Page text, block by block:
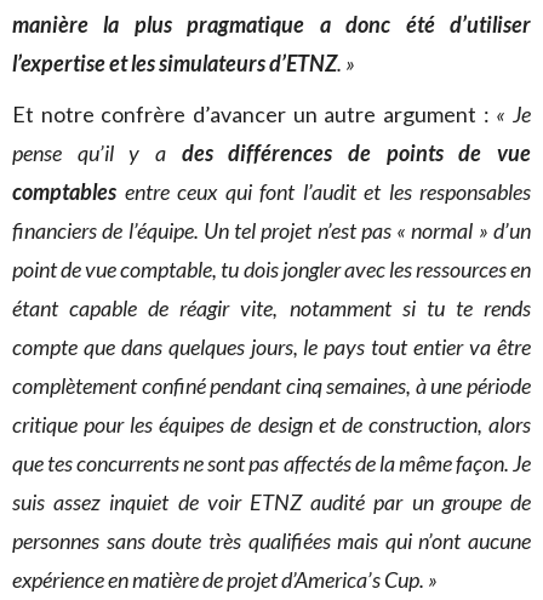
manière la plus pragmatique a donc été d’utiliser
l’expertise et les simulateurs d’ETNZ. »
Et notre confrère d’avancer un autre argument : « Je
pense qu’il y a des différences de points de vue
comptables entre ceux qui font l’audit et les responsables
financiers de l’équipe. Un tel projet n’est pas « normal » d’un
point de vue comptable, tu dois jongler avec les ressources en
étant capable de réagir vite, notamment si tu te rends
compte que dans quelques jours, le pays tout entier va être
complètement confiné pendant cinq semaines, à une période
critique pour les équipes de design et de construction, alors
que tes concurrents ne sont pas affectés de la même façon. Je
suis assez inquiet de voir ETNZ audité par un groupe de
personnes sans doute très qualifiées mais qui n’ont aucune
expérience en matière de projet d’America’s Cup. »